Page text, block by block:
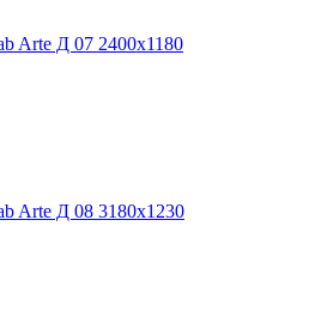
Arte Д 07 2400х1180
Arte Д 08 3180х1230